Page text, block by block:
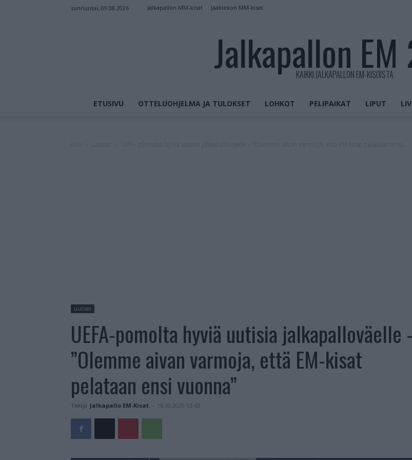
sunnuntai, 09.08.2026 Jalkapallon MM-kisat Jääkiekon MM-kisat
Jalkapallon
KAIKKI JALKAPALLON EM-KISOISTA
ETUSIVU OTTELUOHJELMA JA TULOKSET LOHKOT PELIPAIKAT LIPUT
uutiset
UEFA-pomolta hyviä uutisia jalkapalloväelle
”Olemme aivan varmoja, että EM-kisat
pelataan ensi vuonna”
Tekijä Jalkapallo EM-Kisat - 16.10.2020 13:43